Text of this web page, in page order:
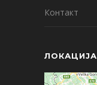
Контакт
ЛОКАЦИЈА